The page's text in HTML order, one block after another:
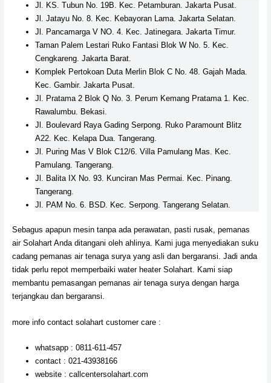
Jl. KS. Tubun No. 19B. Kec. Petamburan. Jakarta Pusat.
Jl. Jatayu No. 8. Kec. Kebayoran Lama. Jakarta Selatan.
Jl. Pancamarga V NO. 4. Kec. Jatinegara. Jakarta Timur.
Taman Palem Lestari Ruko Fantasi Blok W No. 5. Kec.
Cengkareng. Jakarta Barat.
Komplek Pertokoan Duta Merlin Blok C No. 48. Gajah Mada.
Kec. Gambir. Jakarta Pusat.
Jl. Pratama 2 Blok Q No. 3. Perum Kemang Pratama 1. Kec.
Rawalumbu. Bekasi.
Jl. Boulevard Raya Gading Serpong. Ruko Paramount Blitz
A22. Kec. Kelapa Dua. Tangerang.
Jl. Puring Mas V Blok C12/6. Villa Pamulang Mas. Kec.
Pamulang. Tangerang.
Jl. Balita IX No. 93. Kunciran Mas Permai. Kec. Pinang.
Tangerang.
Jl. PAM No. 6. BSD. Kec. Serpong. Tangerang Selatan.
Sebagus apapun mesin tanpa ada perawatan, pasti rusak, pemanas
air Solahart Anda ditangani oleh ahlinya. Kami juga menyediakan suku
cadang pemanas air tenaga surya yang asli dan bergaransi. Jadi anda
tidak perlu repot memperbaiki water heater Solahart. Kami siap
membantu pemasangan pemanas air tenaga surya dengan harga
terjangkau dan bergaransi.
more info contact solahart customer care :
whatsapp : 0811-611-457
contact : 021-43938166
website : callcentersolahart.com